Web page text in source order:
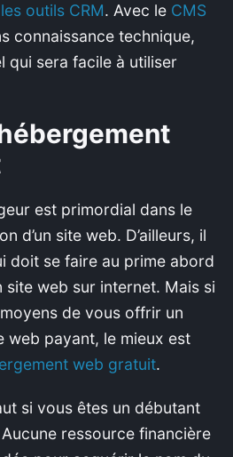
les outils CRM. Avec le CMS
connaissance technique,
qui sera facile à utiliser
est primordial dans le
d’un site web. D’ailleurs, il
doit se faire au prime abord
site web sur internet. Mais si
de vous offrir un
web payant, le mieux est
web gratuit.
si vous êtes un débutant
ressource financière